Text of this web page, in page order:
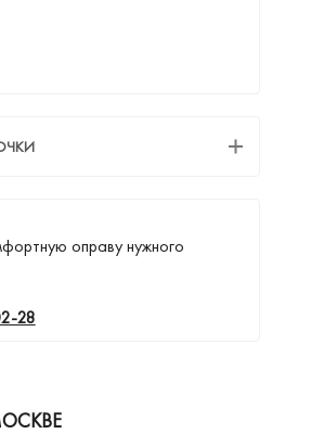
оправу нужного
28